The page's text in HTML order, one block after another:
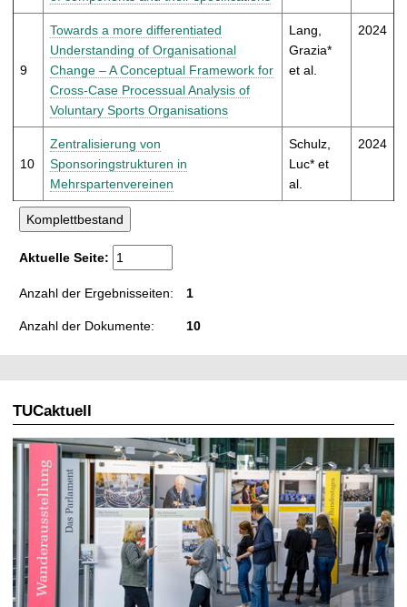
9
Towards a more differentiated
Understanding of Organisational
Change – A Conceptual Framework for
Cross-Case Processual Analysis of
Voluntary Sports Organisations
Lang,
Grazia*
et al.
2024
10
Zentralisierung von
Sponsoringstrukturen in
Mehrspartenvereinen
Schulz,
Luc* et
al.
2024
Aktuelle Seite:
Anzahl der Ergebnisseiten: 1
Anzahl der Dokumente: 10
TUCaktuell